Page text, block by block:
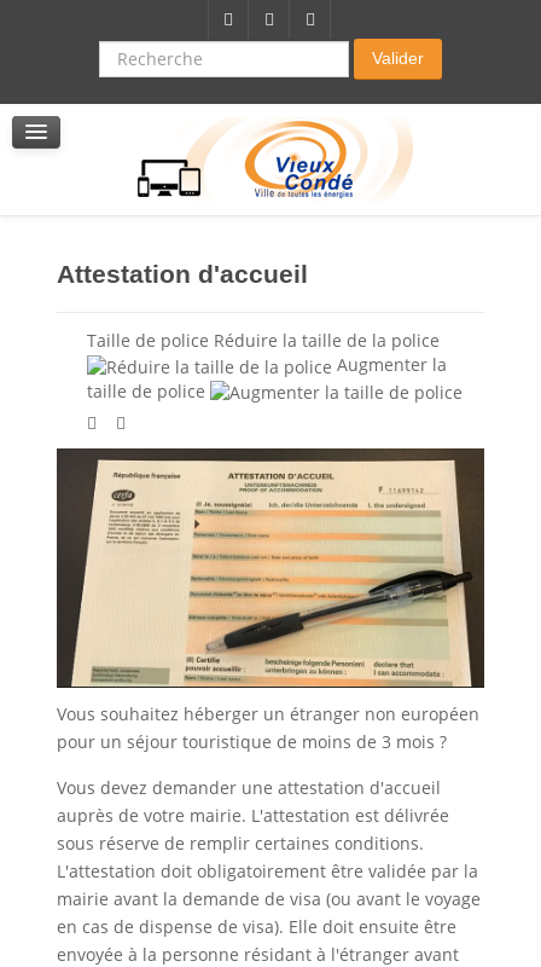
Recherche Valider
La résidence autonomie
Service de soins infirmers à domicile
Service d'aide à domicile
Pole multi services accompagnement seniors
Attestation d'accueil
Taille de police Réduire la taille de la police
Augmenter la
taille de police
Vous souhaitez héberger un étranger non européen
pour un séjour touristique de moins de 3 mois ?
Vous devez demander une attestation d'accueil
auprès de votre mairie. L'attestation est délivrée
sous réserve de remplir certaines conditions.
L'attestation doit obligatoirement être validée par la
mairie avant la demande de visa (ou avant le voyage
en cas de dispense de visa). Elle doit ensuite être
envoyée à la personne résidant à l'étranger avant